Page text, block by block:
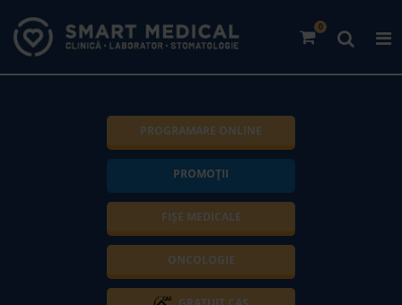
0
PROGRAMARE ONLINE
PROMOȚII
FIȘE MEDICALE
ONCOLOGIE